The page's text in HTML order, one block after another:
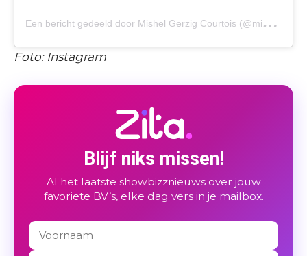
E
en bericht gedeeld door Mishel Gerzig Courtois (@mishelgerzig)
Foto: Instagram
Blijf niks missen!
Al het laatste showbizznieuws over jouw
favoriete BV’s, elke dag vers in je mailbox.